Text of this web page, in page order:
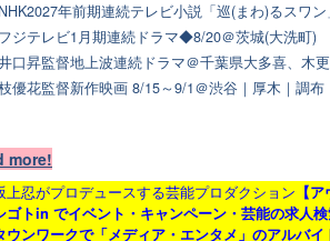
NHK2027年前期連続テレビ小説「巡(まわ)るスワ
フジテレビ1月期連続ドラマ◆8/20＠茨城(大洗町)
口昇監督地上波連続ドラマ＠千葉県大多喜、木
優花監督新作映画 8/15～9/1＠渋谷｜厚木｜調布
more!
上忍がプロデュースする芸能プロダクション 【
ゴトin でイベント・キャンペーン・芸能の求人
ウンワークで「メディア・エンタメ」のアルバイ